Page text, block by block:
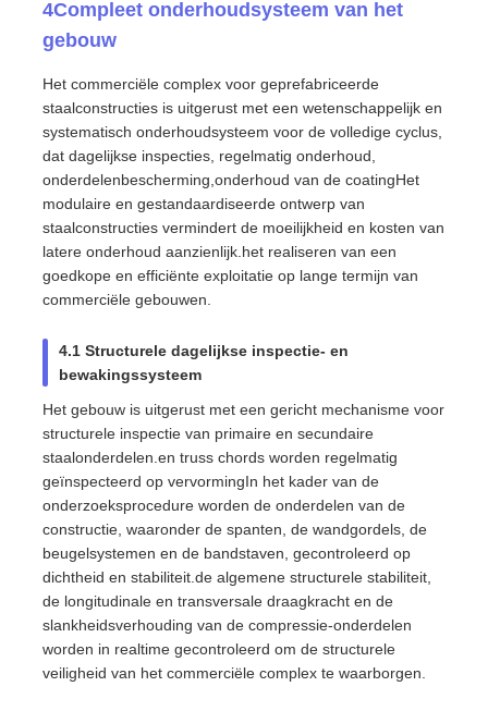
4Compleet onderhoudsysteem van het
gebouw
Het commerciële complex voor geprefabriceerde
staalconstructies is uitgerust met een wetenschappelijk en
systematisch onderhoudsysteem voor de volledige cyclus,
dat dagelijkse inspecties, regelmatig onderhoud,
onderdelenbescherming,onderhoud van de coatingHet
modulaire en gestandaardiseerde ontwerp van
staalconstructies vermindert de moeilijkheid en kosten van
latere onderhoud aanzienlijk.het realiseren van een
goedkope en efficiënte exploitatie op lange termijn van
commerciële gebouwen.
4.1 Structurele dagelijkse inspectie- en
bewakingssysteem
Het gebouw is uitgerust met een gericht mechanisme voor
structurele inspectie van primaire en secundaire
staalonderdelen.en truss chords worden regelmatig
geïnspecteerd op vervormingIn het kader van de
onderzoeksprocedure worden de onderdelen van de
constructie, waaronder de spanten, de wandgordels, de
beugelsystemen en de bandstaven, gecontroleerd op
dichtheid en stabiliteit.de algemene structurele stabiliteit,
de longitudinale en transversale draagkracht en de
slankheidsverhouding van de compressie-onderdelen
worden in realtime gecontroleerd om de structurele
veiligheid van het commerciële complex te waarborgen.